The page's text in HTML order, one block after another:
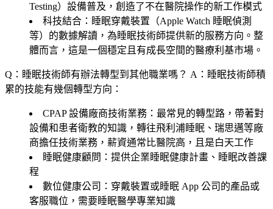
Testing）設備普及，創造了不在醫院操作的新工作模式
科技結合 ：睡眠穿戴裝置（Apple Watch 睡眠偵測
等）的數據解讀，為睡眠技術師提供新的服務方向。整
體而言，這是一個穩定且有成長空間的醫療利基市場。
Q：睡眠技術師有辦法轉型到其他職業嗎？ A：睡眠技術師積
累的技能有幾個轉型方向：
CPAP 設備廠商技術業務 ：最常見的轉型路，帶著對
設備和患者衛教的知識，轉往飛利浦睡眠、瑞思邁等廠
商擔任技術業務，薪資通常比醫院高，且是白天工作
睡眠健康顧問 ：提供企業睡眠健康計畫、睡眠改善課
程
數位健康公司 ：穿戴裝置或睡眠 App 公司的產品或
客服職位，需要睡眠醫學專業知識